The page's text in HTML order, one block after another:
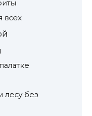
всех
лесу без